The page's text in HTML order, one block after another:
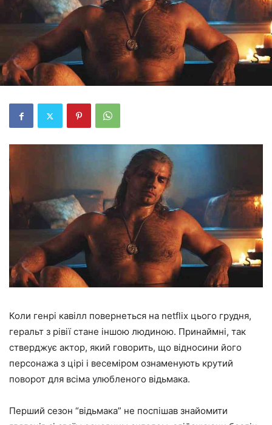
Коли генрі кавілл повернеться на netflix цього грудня,
геральт з рівії стане іншою людиною. Принаймні, так
стверджує актор, який говорить, що відносини його
персонажа з цірі і весеміром ознаменують крутий
поворот для всіма улюбленого відьмака.
Перший сезон “відьмака” не поспішав знайомити